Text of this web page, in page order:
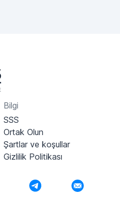
Bilgi
SSS
Ortak Olun
Şartlar ve koşullar
Gizlilik Politikası